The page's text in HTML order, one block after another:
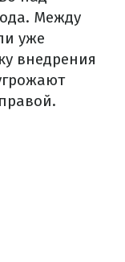
Между
уже
внедрения